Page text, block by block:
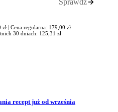
Sprawdź
| Cena regularna: 179,00 zł
30 dniach: 125,31 zł
recept już od września